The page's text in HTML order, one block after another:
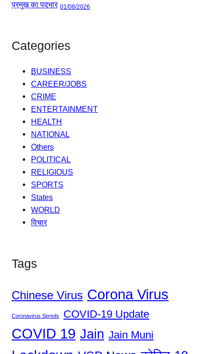
01/08/2026
Categories
BUSINESS
CAREER/JOBS
CRIME
ENTERTAINMENT
HEALTH
NATIONAL
Others
POLITICAL
RELIGIOUS
SPORTS
States
WORLD
विचार
Tags
Chinese Virus Corona Virus
Coronavirus Spreds COVID-19 Update
COVID 19 Jain Jain Muni